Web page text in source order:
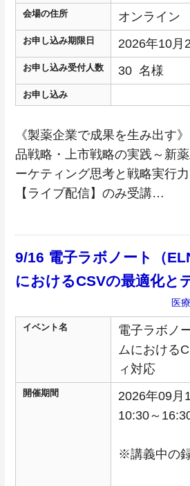
会場の住所 オンライン
お申し込み期限日 2026年10月
お申し込み受付人数 30 名様
お申し込み
《製薬企業で成果を生み出す
品戦略・上市戦略の実践～新
ーケティング思考と戦略実行
【ライブ配信】のみ受講…
9/16 電子ラボノート（
におけるCSVの最適化と
医
イベント名
電子ラボノ
ムにおける
ィ対応
開催期間
2026年09月
10:30～
※講義中の